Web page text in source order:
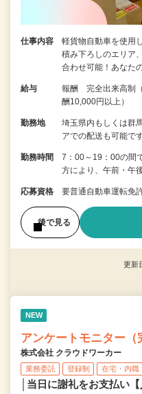
仕事内容
軽貨物自動車を使用
積み下ろしのエリア
合わせ可能！あなた
給与
報酬 完全出来高制
酬10,000円以上）
勤務地
埼玉県内もしくは群
アでの配送も可能です
勤務時間
7：00～19：00の間
方により、午前・午
応募資格 要普通自動車運転免
後で見る
更新
NEW
アンケートモニター（
株式会社 クラウドワーカー
業務委託 登録制 在宅・内職
│当日に謝礼をお支払い